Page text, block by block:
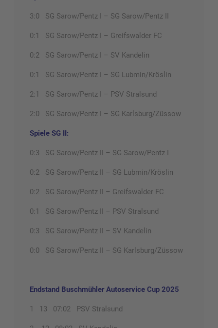
3:0 SG Sarow/Pentz I – SG Sarow/Pentz II
0:1 SG Sarow/Pentz I – Greifswalder FC
0:2 SG Sarow/Pentz I – SV Kandelin
0:1 SG Sarow/Pentz I – SG Lubmin/Kröslin
2:1 SG Sarow/Pentz I – PSV Stralsund
2:0 SG Sarow/Pentz I – SG Karlsburg/Züssow
Spiele SG II:
0:3 SG Sarow/Pentz II – SG Sarow/Pentz I
0:2 SG Sarow/Pentz II – SG Lubmin/Kröslin
0:2 SG Sarow/Pentz II – Greifswalder FC
0:1 SG Sarow/Pentz II – PSV Stralsund
0:3 SG Sarow/Pentz II – SV Kandelin
0:0 SG Sarow/Pentz II – SG Karlsburg/Züssow
Endstand Buschmühler Autoservice Cup 2025
1 13 07:02 PSV Stralsund